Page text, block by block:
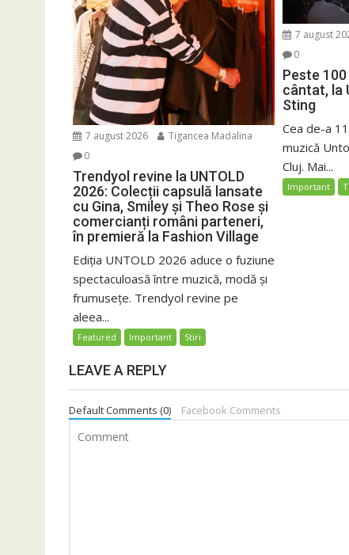
7 august 2026
Tigancea Madalina
0
Trendyol revine la UNTOLD
2026: Colecții capsulă lansate
cu Gina, Smiley și Theo Rose și
comercianți români parteneri,
în premieră la Fashion Village
Ediția UNTOLD 2026 aduce o fuziune
spectaculoasă între muzică, modă și
frumusețe. Trendyol revine pe
aleea...
Featured Important Stiri
7 august
0
Peste
cântat, la
Sting
Cea de-a
muzică
Cluj. Mai...
Important
LEAVE A REPLY
Default Comments (0) Facebook Comments